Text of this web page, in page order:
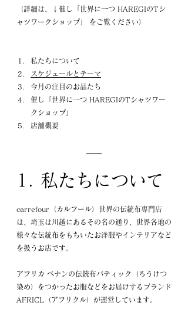
（詳細は、↓催し「世界に一つ HAREGIのTシ
ャツワークショップ」 をご覧ください）
私たちについて
スケジュールとテーマ
今月の注目のお品たち
催し「世界に一つ HAREGIのTシャツワー
クショップ」
店舗概要
1. 私たちについて
carrefour（カルフール）世界の伝統布専門店
は、埼玉は川越にあるその名の通り、世界各地の
様々な伝統布をもちいたお洋服やインテリアなど
を扱うお店です。
アフリカ ベナンの伝統布バティック（ろうけつ
染め）をつかったお服などをお届けするブランド
AFRICL（アフリクル）が運営しています。